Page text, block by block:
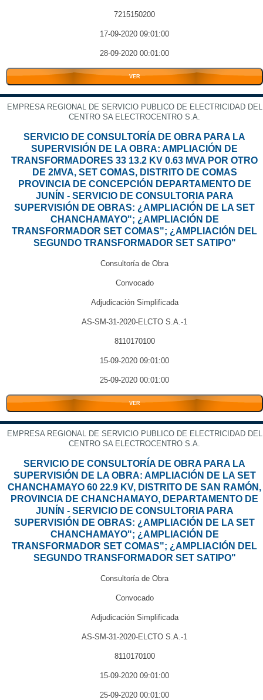
7215150200
17-09-2020 09:01:00
28-09-2020 00:01:00
VER
EMPRESA REGIONAL DE SERVICIO PUBLICO DE ELECTRICIDAD DEL
CENTRO SA ELECTROCENTRO S.A.
SERVICIO DE CONSULTORÍA DE OBRA PARA LA
SUPERVISIÓN DE LA OBRA: AMPLIACIÓN DE
TRANSFORMADORES 33 13.2 KV 0.63 MVA POR OTRO
DE 2MVA, SET COMAS, DISTRITO DE COMAS
PROVINCIA DE CONCEPCIÓN DEPARTAMENTO DE
JUNÍN - SERVICIO DE CONSULTORIA PARA
SUPERVISIÓN DE OBRAS: ¿AMPLIACIÓN DE LA SET
CHANCHAMAYO"; ¿AMPLIACIÓN DE
TRANSFORMADOR SET COMAS"; ¿AMPLIACIÓN DEL
SEGUNDO TRANSFORMADOR SET SATIPO"
Consultoría de Obra
Convocado
Adjudicación Simplificada
AS-SM-31-2020-ELCTO S.A.-1
8110170100
15-09-2020 09:01:00
25-09-2020 00:01:00
VER
EMPRESA REGIONAL DE SERVICIO PUBLICO DE ELECTRICIDAD DEL
CENTRO SA ELECTROCENTRO S.A.
SERVICIO DE CONSULTORÍA DE OBRA PARA LA
SUPERVISIÓN DE LA OBRA: AMPLIACIÓN DE LA SET
CHANCHAMAYO 60 22.9 KV, DISTRITO DE SAN RAMÓN,
PROVINCIA DE CHANCHAMAYO, DEPARTAMENTO DE
JUNÍN - SERVICIO DE CONSULTORIA PARA
SUPERVISIÓN DE OBRAS: ¿AMPLIACIÓN DE LA SET
CHANCHAMAYO"; ¿AMPLIACIÓN DE
TRANSFORMADOR SET COMAS"; ¿AMPLIACIÓN DEL
SEGUNDO TRANSFORMADOR SET SATIPO"
Consultoría de Obra
Convocado
Adjudicación Simplificada
AS-SM-31-2020-ELCTO S.A.-1
8110170100
15-09-2020 09:01:00
25-09-2020 00:01:00